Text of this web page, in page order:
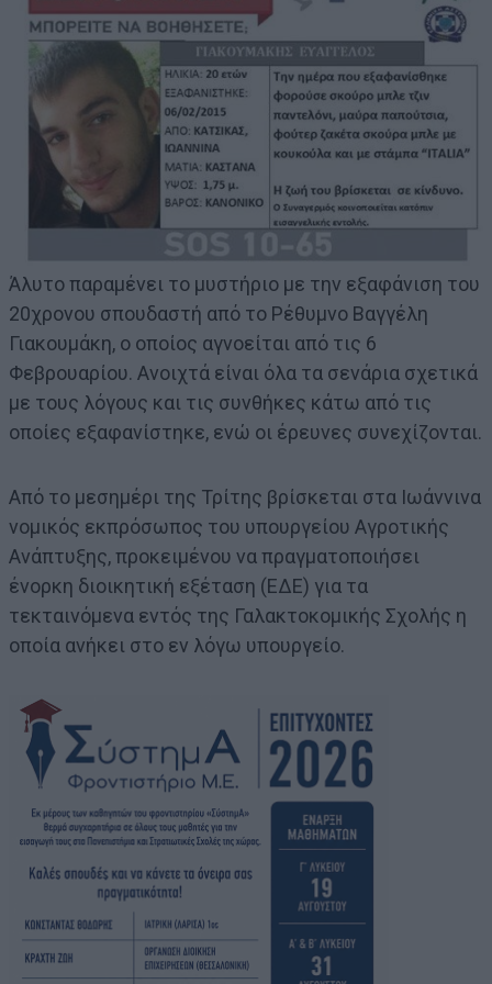
Άλυτο παραμένει το μυστήριο με την εξαφάνιση του
20χρονου σπουδαστή από το Ρέθυμνο Βαγγέλη
Γιακουμάκη, ο οποίος αγνοείται από τις 6
Φεβρουαρίου. Ανοιχτά είναι όλα τα σενάρια σχετικά
με τους λόγους και τις συνθήκες κάτω από τις
οποίες εξαφανίστηκε, ενώ οι έρευνες συνεχίζονται.
Από το μεσημέρι της Τρίτης βρίσκεται στα Ιωάννινα
νομικός εκπρόσωπος του υπουργείου Αγροτικής
Ανάπτυξης, προκειμένου να πραγματοποιήσει
ένορκη διοικητική εξέταση (ΕΔΕ) για τα
τεκταινόμενα εντός της Γαλακτοκομικής Σχολής η
οποία ανήκει στο εν λόγω υπουργείο.